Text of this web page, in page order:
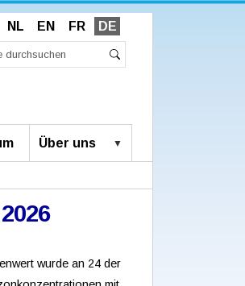
NL EN FR DE
Über uns
wurde an 24 der